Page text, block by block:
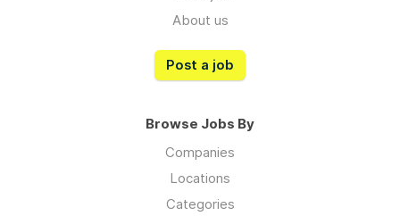
About us
Post a job
Browse Jobs By
Companies
Locations
Categories